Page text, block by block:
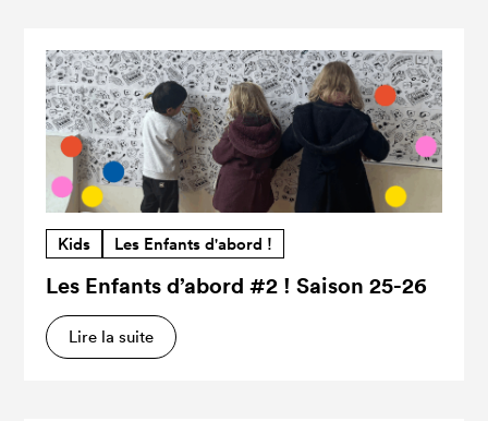
Kids Les Enfants d'abord !
Les Enfants d’abord #2 ! Saison 25-26
Lire la suite